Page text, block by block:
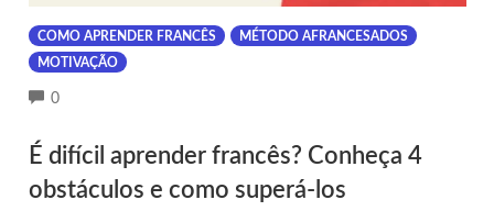
COMO APRENDER FRANCÊS
MÉTODO AFRANCESADOS
MOTIVAÇÃO
0COMMENTS
É difícil aprender francês? Conheça 4
obstáculos e como superá-los